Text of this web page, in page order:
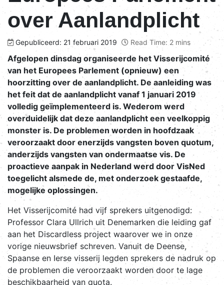
over Aanlandplicht
Gepubliceerd: 21 februari 2019 Read Time: 2 mins
Afgelopen dinsdag organiseerde het Visserijcomité
van het Europees Parlement (opnieuw) een
hoorzitting over de aanlandplicht. De aanleiding was
het feit dat de aanlandplicht vanaf 1 januari 2019
volledig geïmplementeerd is. Wederom werd
overduidelijk dat deze aanlandplicht een veelkoppig
monster is. De problemen worden in hoofdzaak
veroorzaakt door enerzijds vangsten boven quotum,
anderzijds vangsten van ondermaatse vis. De
proactieve aanpak in Nederland werd door VisNed
toegelicht alsmede de, met onderzoek gestaafde,
mogelijke oplossingen.
Het Visserijcomité had vijf sprekers uitgenodigd:
Professor Clara Ullrich uit Denemarken die leiding gaf
aan het Discardless project waarover we in onze
vorige nieuwsbrief schreven. Vanuit de Deense,
Spaanse en Ierse visserij legden sprekers de nadruk op
de problemen die veroorzaakt worden door te lage
beschikbaarheid van quota.